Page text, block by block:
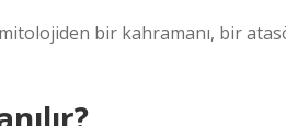
bir kahramanı, bir